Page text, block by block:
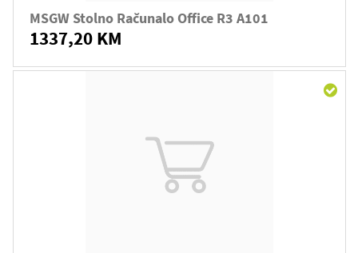
MSGW Stolno Računalo Office R3 A101
1337,20 KM